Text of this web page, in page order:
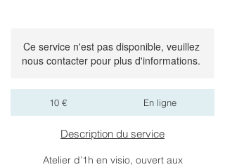
Ce service n'est pas disponible, veuillez
nous contacter pour plus d'informations.
10 € En ligne
Description du service
Atelier d’1h en visio, ouvert aux